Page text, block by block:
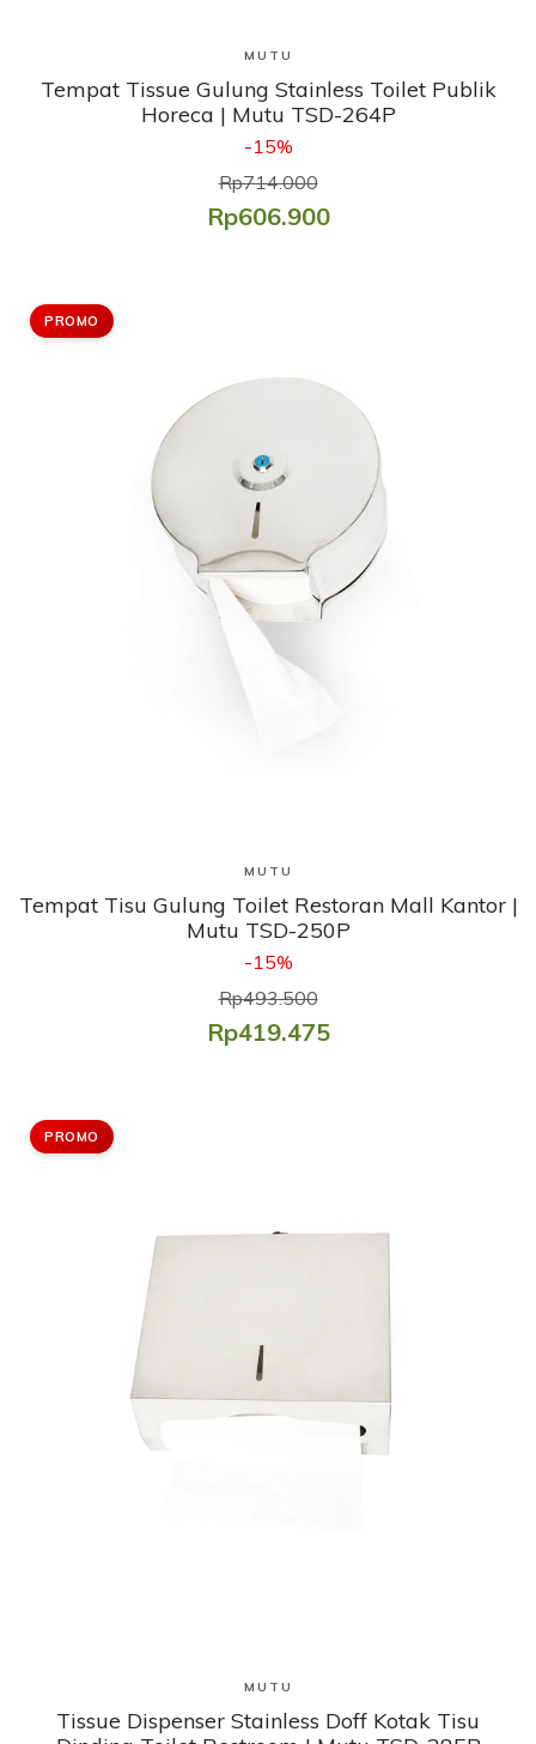
Lihat Produk
MUTU
Tempat Tissue Gulung Stainless Toilet Publik
Horeca | Mutu TSD-264P
-15%
Rp714.000
Rp606.900
PROMO
Lihat Produk
MUTU
Tempat Tisu Gulung Toilet Restoran Mall Kantor |
Mutu TSD-250P
-15%
Rp493.500
Rp419.475
PROMO
Lihat Produk
MUTU
Tissue Dispenser Stainless Doff Kotak Tisu